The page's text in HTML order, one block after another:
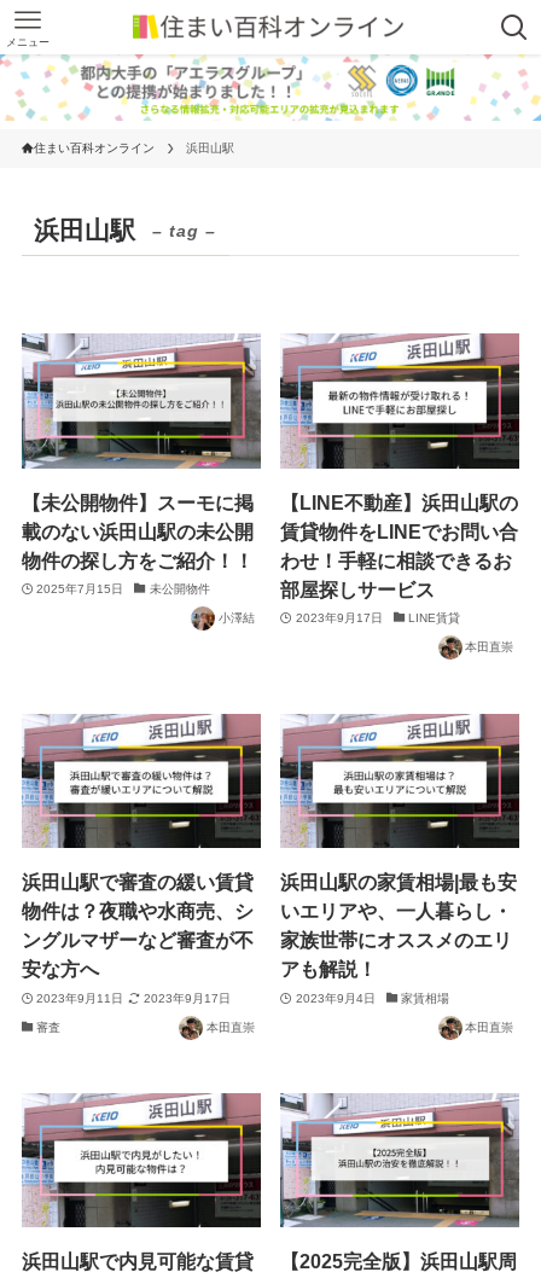
メニュー
住まい百科オンライン 浜田山駅
浜田山駅 – tag –
【未公開物件】スーモに掲
載のない浜田山駅の未公開
物件の探し方をご紹介！！
2025年7月15日 未公開物件
小澤結
【LINE不動産】浜田山駅の
賃貸物件をLINEでお問い合
わせ！手軽に相談できるお
部屋探しサービス
2023年9月17日 LINE賃貸
本田直崇
浜田山駅で審査の緩い賃貸
物件は？夜職や水商売、シ
ングルマザーなど審査が不
安な方へ
2023年9月11日 2023年9月17日
審査 本田直崇
浜田山駅の家賃相場|最も安
いエリアや、一人暮らし・
家族世帯にオススメのエリ
アも解説！
2023年9月4日 家賃相場
本田直崇
浜田山駅で内見可能な賃貸
【2025完全版】浜田山駅周